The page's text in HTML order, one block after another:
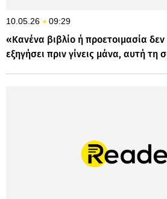
10.05.26 09:29
«Κανένα βιβλίο ή προετοιμασία
εξηγήσει πριν γίνεις μάνα, αυτή τη